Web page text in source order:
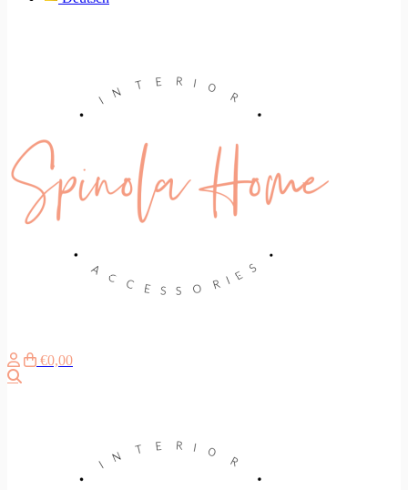
€0,00